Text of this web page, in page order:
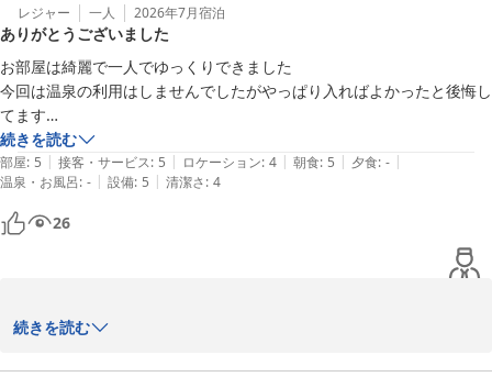
って大変励みになります。
これからもお客様に「また泊まりたい」と感じていただける快適な
空間とサービスを提供できるよう、より一層努めてまいります。
この度は、お忙しい中ご投稿いただきまして誠にありがとうござい
ました。
お客様のまたのご来館を、スタッフ一同心よりお待ち申し上げてお
ります。
ホテルルートイン弘前城東
2026-07-14
レジャー 一人 2026年7月宿泊
ありがとうございました
お部屋は綺麗で一人でゆっくりできました
今回は温泉の利用はしませんでしたがやっぱり入ればよかったと後悔し
てます
忘れ物をしてしまったのですが丁寧に対応してくださりありがとうござ
いました
続きを読む
部屋: 5 | 接客・サービス: 5 | ロケーション: 4 | 朝食: 5 | 夕食: - |
温泉・お風呂: - | 設備: 5 | 清潔さ: 4
26
このたびはルートイン弘前城東へご宿泊いただき、誠にありがとう
また口コミへもご投稿いただきました事、重ねてお礼申し上げま
続きを読む